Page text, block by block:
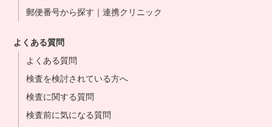
郵便番号から探す｜連携クリニック
よくある質問
よくある質問
検査を検討されている方へ
検査に関する質問
検査前に気になる質問